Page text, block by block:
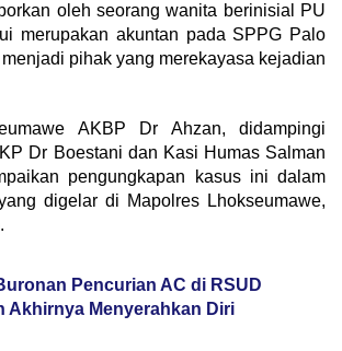
oleh seorang wanita berinisial PU
merupakan akuntan pada SPPG Palo
pihak yang merekayasa kejadian
AKBP Dr Ahzan, didampingi
Dr Boestani dan Kasi Humas Salman
pengungkapan kasus ini dalam
digelar di Mapolres Lhokseumawe,
Pencurian AC di RSUD
Akhirnya Menyerahkan Diri